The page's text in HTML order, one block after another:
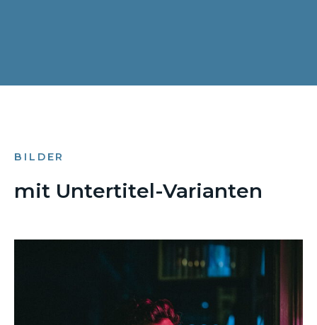
BILDER
mit Untertitel-Varianten